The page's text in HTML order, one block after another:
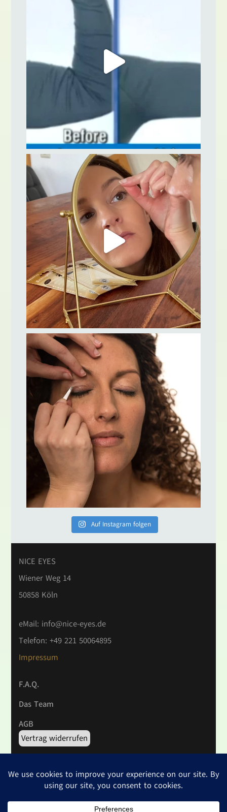
Auf Instagram folgen
NICE EYES
Wiener Weg 14
50858 Köln
eMail: info@nice-eyes.de
Telefon: +49 221 50064895
Impressum
F.A.Q.
Das Team
AGB
Vertrag widerrufen
Datenschutzerklärung
NICE EYES. Datenschutzerklärung